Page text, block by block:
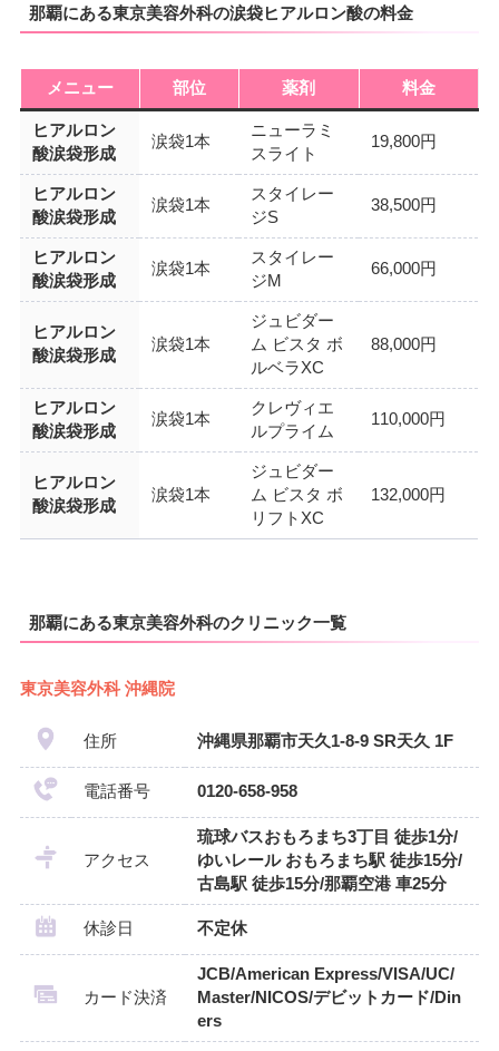
那覇にある東京美容外科の涙袋ヒアルロン酸の料金
メニュー 部位 薬剤 料金
ヒアルロン
酸涙袋形成
涙袋1本
ニューラミ
スライト
19,800円
ヒアルロン
酸涙袋形成
涙袋1本
スタイレー
ジS
38,500円
ヒアルロン
酸涙袋形成
涙袋1本
スタイレー
ジM
66,000円
ヒアルロン
酸涙袋形成
涙袋1本
ジュビダー
ム ビスタ ボ
ルベラXC
88,000円
ヒアルロン
酸涙袋形成
涙袋1本
クレヴィエ
ルプライム
110,000円
ヒアルロン
酸涙袋形成
涙袋1本
ジュビダー
ム ビスタ ボ
リフトXC
132,000円
那覇にある東京美容外科のクリニック一覧
東京美容外科 沖縄院
住所 沖縄県那覇市天久1-8-9 SR天久 1F
電話番号 0120-658-958
アクセス
琉球バスおもろまち3丁目 徒歩1分/
ゆいレール おもろまち駅 徒歩15分/
古島駅 徒歩15分/那覇空港 車25分
休診日 不定休
カード決済
JCB/American Express/VISA/UC/
Master/NICOS/デビットカード/Din
ers